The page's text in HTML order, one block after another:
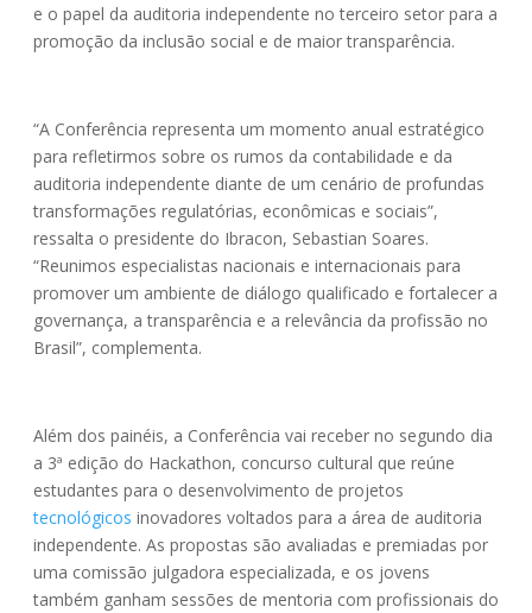
e o papel da auditoria independente no terceiro setor para a
promoção da inclusão social e de maior transparência.
“A Conferência representa um momento anual estratégico
para refletirmos sobre os rumos da contabilidade e da
auditoria independente diante de um cenário de profundas
transformações regulatórias, econômicas e sociais”,
ressalta o presidente do Ibracon, Sebastian Soares.
“Reunimos especialistas nacionais e internacionais para
promover um ambiente de diálogo qualificado e fortalecer a
governança, a transparência e a relevância da profissão no
Brasil”, complementa.
Além dos painéis, a Conferência vai receber no segundo dia
a 3ª edição do Hackathon, concurso cultural que reúne
estudantes para o desenvolvimento de projetos
tecnológicos inovadores voltados para a área de auditoria
independente. As propostas são avaliadas e premiadas por
uma comissão julgadora especializada, e os jovens
também ganham sessões de mentoria com profissionais do